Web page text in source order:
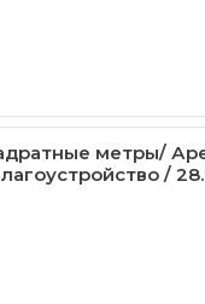
метры/
/